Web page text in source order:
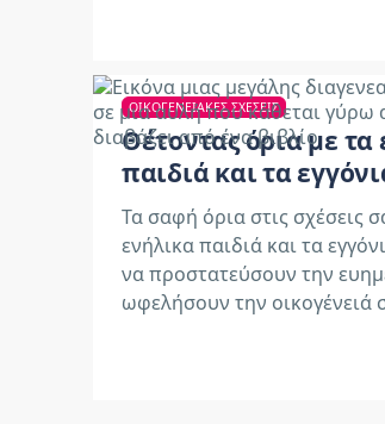
ΟΙΚΟΓΕΝΕΙΑΚΈΣ ΣΧΈΣΕΙΣ
Θέτοντας όρια με τα
παιδιά και τα
Τα σαφή όρια στις σχέσεις
ενήλικα παιδιά και τα
να προστατεύσουν την
ωφελήσουν την οικογένειά